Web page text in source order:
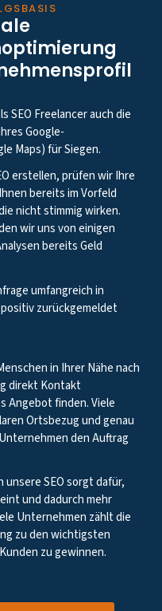
SEO Freelancer auch die
Google-
Maps) für Siegen.
erstellen, prüfen wir Ihre
bereits im Vorfeld
nicht stimmig wirken.
wir uns von einigen
bereits Geld
umfangreich in
zurückgemeldet
in Ihrer Nähe nach
direkt Kontakt
Angebot finden. Viele
Ortsbezug und genau
den Auftrag
unsere SEO sorgt dafür,
und dadurch mehr
Unternehmen zählt die
zu den wichtigsten
zu gewinnen.